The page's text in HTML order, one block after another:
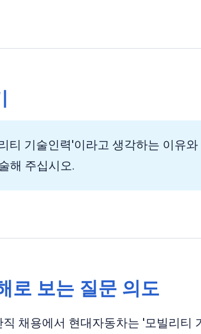
티 기술인력'이라고 생각하는 이유
해 주십시오.
로 보는 질문 의도
채용에서 현대자동차는 '모빌리티